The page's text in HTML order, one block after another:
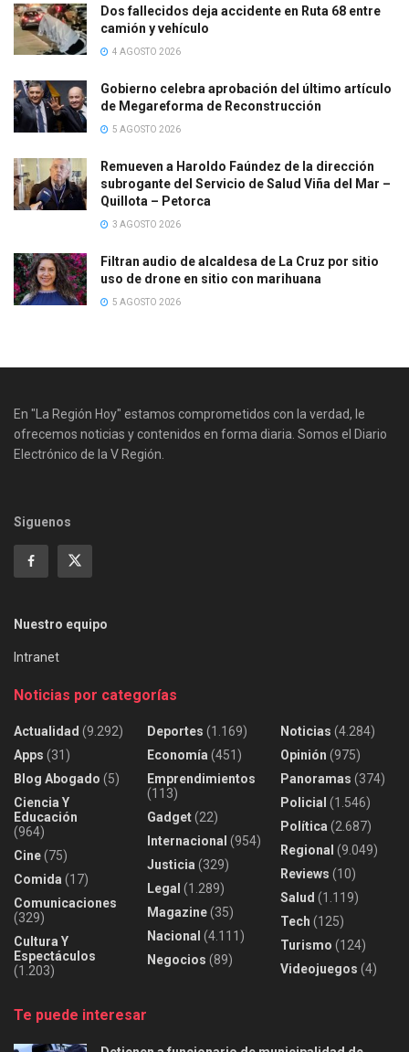
Dos fallecidos deja accidente en Ruta 68 entre
camión y vehículo
4 AGOSTO 2026
Gobierno celebra aprobación del último artículo
de Megareforma de Reconstrucción
5 AGOSTO 2026
Remueven a Haroldo Faúndez de la dirección
subrogante del Servicio de Salud Viña del Mar –
Quillota – Petorca
3 AGOSTO 2026
Filtran audio de alcaldesa de La Cruz por sitio
uso de drone en sitio con marihuana
5 AGOSTO 2026
En "La Región Hoy" estamos comprometidos con la verdad, le
ofrecemos noticias y contenidos en forma diaria. Somos el Diario
Electrónico de la V Región.
Siguenos
Nuestro equipo
Intranet
Noticias por categorías
Actualidad (9.292)
Apps (31)
Blog Abogado (5)
Ciencia Y
Educación
(964)
Cine(75)
Comida (17)
Comunicaciones
(329)
Cultura Y
Espectáculos
(1.203)
Deportes (1.169)
Economía (451)
Emprendimientos
(113)
Gadget(22)
Internacional (954)
Justicia (329)
Legal (1.289)
Magazine(35)
Nacional (4.111)
Negocios (89)
Noticias (4.284)
Opinión (975)
Panoramas (374)
Policial (1.546)
Política (2.687)
Regional (9.049)
Reviews (10)
Salud (1.119)
Tech (125)
Turismo (124)
Videojuegos (4)
Te puede interesar